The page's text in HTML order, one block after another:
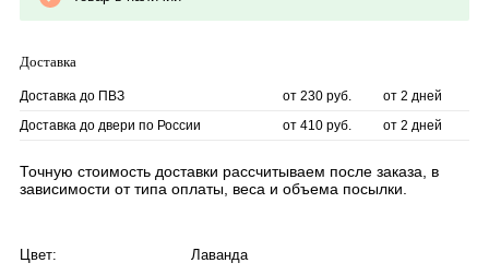
Доставка
Доставка до ПВЗ от 230 руб.
от 2 дней
Доставка до двери по России
от 410 руб. от 2 дней
Точную стоимость доставки рассчитываем после заказа, в
зависимости от типа оплаты, веса и объема посылки.
Цвет:
Лаванда